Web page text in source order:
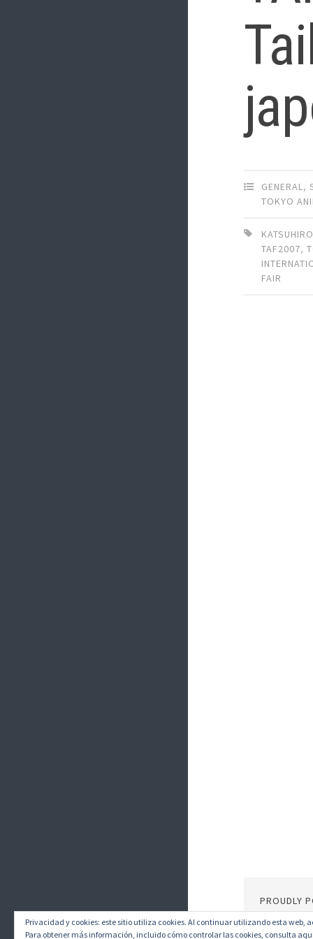
GENERAL,
TOKYO
TAF2007,
FAIR
PROUDLY
Privacidad y cookies: este sitio utiliza cookies. Al continuar utilizando esta web,
Para obtener más información, incluido cómo controlar las cookies, consulta